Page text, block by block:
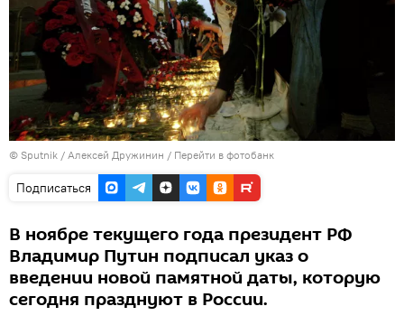
© Sputnik / Алексей Дружинин / Перейти в фотобанк
Подписаться
В ноябре текущего года президент РФ
Владимир Путин подписал указ о
введении новой памятной даты, которую
сегодня празднуют в России.